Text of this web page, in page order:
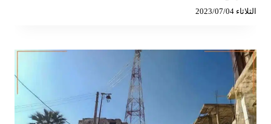
الثلاثاء 2023/07/04